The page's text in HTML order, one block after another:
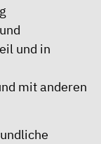
und in
mit anderen